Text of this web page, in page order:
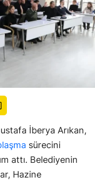
İberya Arıkan,
sürecini
attı. Belediyenin
Hazine